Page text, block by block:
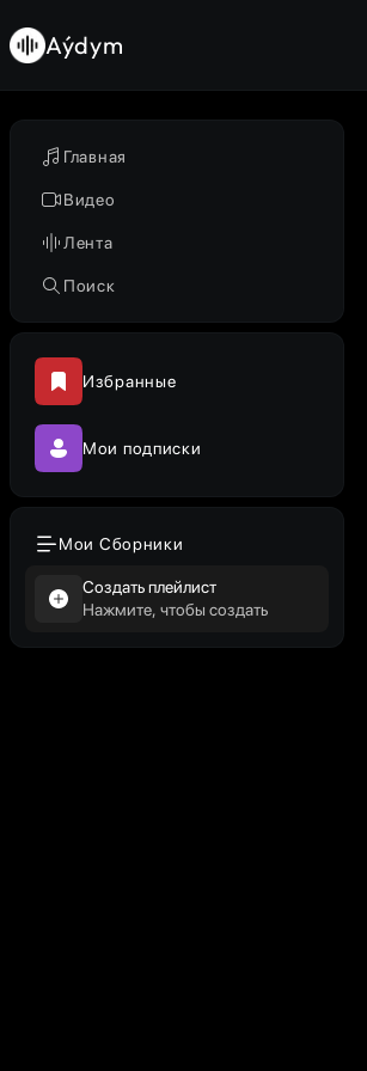
Главная
Видео
Лента
Поиск
Избранные
Мои подписки
Мои Сборники
Создать плейлист
Нажмите, чтобы создать
Aýdym